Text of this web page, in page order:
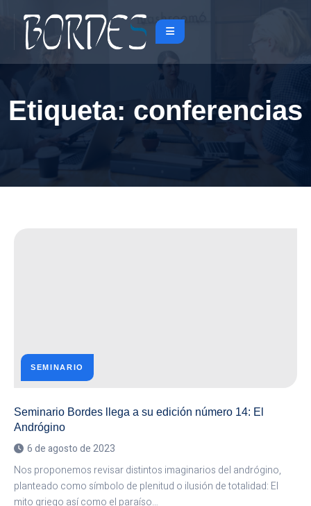
Etiqueta: conferencias
SEMINARIO
Seminario Bordes llega a su edición número 14: El
Andrógino
6 de agosto de 2023
Nos proponemos revisar distintos imaginarios del andrógino,
planteado como símbolo de plenitud o ilusión de totalidad: El
mito griego así como el paraíso…